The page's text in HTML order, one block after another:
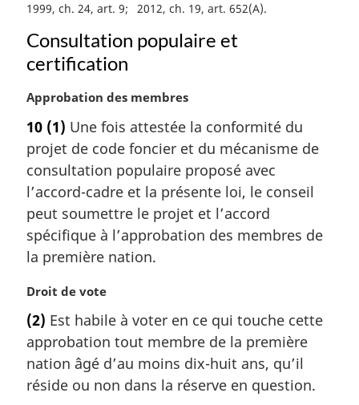
r
g
i
n
l
e
1999, ch. 24, art. 9 2012, ch. 19, art. 652(A)
Consultation populaire et
certification
N
t
e
m
a
g
i
n
l
:
Approbation des membres
10 (1) Une fois attestée la conformité du
projet de code foncier et du mécanisme de
consultation populaire proposé avec
l’accord-cadre et la présente loi, le conseil
peut soumettre le projet et l’accord
spécifique à l’approbation des membres de
la première nation.
N
t
e
m
a
Droit de vote
(2) Est habile à voter en ce qui touche cette
approbation tout membre de la première
nation âgé d’au moins dix-huit ans, qu’il
réside ou non dans la réserve en question.